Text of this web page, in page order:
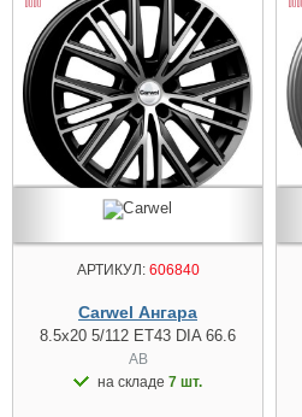
АРТИКУЛ:606840
Carwel Ангара
8.5x20 5/112 ET43 DIA 66.6
AB
на складе 7 шт.